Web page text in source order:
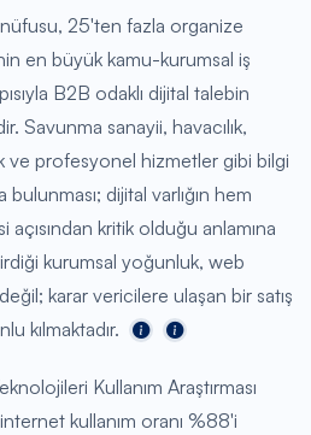
25'ten fazla organize
en büyük kamu-kurumsal iş
B2B odaklı dijital talebin
Savunma sanayii, havacılık,
ve profesyonel hizmetler gibi bilgi
dijital varlığın hem
kritik olduğu anlamına
kurumsal yoğunluk, web
karar vericilere ulaşan bir satış
kılmaktadır.
Kullanım Araştırması
kullanım oranı %88'i